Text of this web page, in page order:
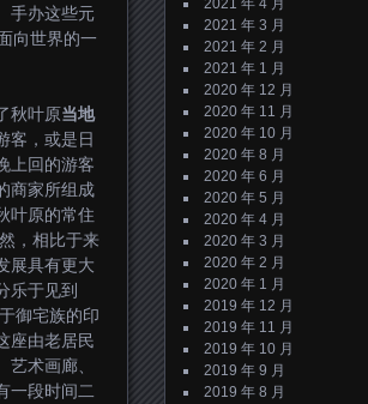
手办这些元
向世界的一
秋叶原当地
客，或是日
上回的游客
商家所组成
叶原的常住
，相比于来
展具有更大
乐于见到
御宅族的印
座由老居民
术画廊、
一段时间二
2021 年 4 月
2021 年 3 月
2021 年 2 月
2021 年 1 月
2020 年 12 月
2020 年 11 月
2020 年 10 月
2020 年 8 月
2020 年 6 月
2020 年 5 月
2020 年 4 月
2020 年 3 月
2020 年 2 月
2020 年 1 月
2019 年 12 月
2019 年 11 月
2019 年 10 月
2019 年 9 月
2019 年 8 月